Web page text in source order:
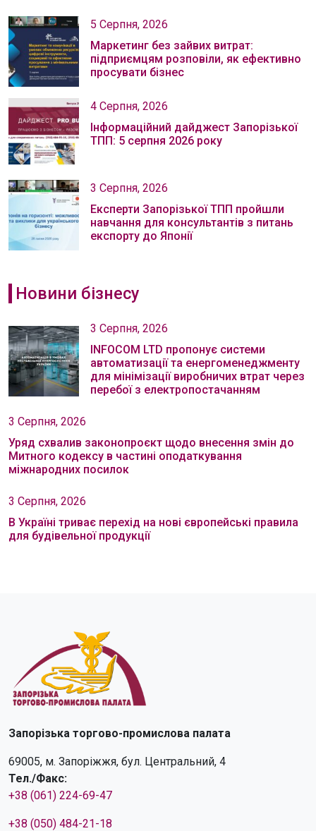
5 Серпня, 2026
Маркетинг без зайвих витрат:
підприємцям розповіли, як ефективно
просувати бізнес
4 Серпня, 2026
Інформаційний дайджест Запорізької
ТПП: 5 серпня 2026 року
3 Серпня, 2026
Експерти Запорізької ТПП пройшли
навчання для консультантів з питань
експорту до Японії
Новини бізнесу
3 Серпня, 2026
INFOCOM LTD пропонує системи
автоматизації та енергоменеджменту
для мінімізації виробничих втрат через
перебої з електропостачанням
3 Серпня, 2026
Уряд схвалив законопроєкт щодо внесення змін до
Митного кодексу в частині оподаткування
міжнародних посилок
3 Серпня, 2026
В Україні триває перехід на нові європейські правила
для будівельної продукції
Запорізька торгово-промислова палата
69005, м. Запоріжжя, бул. Центральний, 4
Тел./Факс:
+38 (061) 224-69-47
+38 (050) 484-21-18